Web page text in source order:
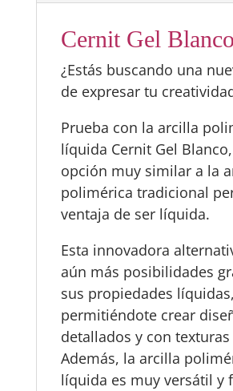
Cernit Gel Blanco
¿Estás buscando una
de expresar tu
Prueba con la arcilla
líquida Cernit Gel
opción muy similar a la
polimérica tradicional
ventaja de ser líquida.
Esta innovadora
aún más posibilidades
sus propiedades líquidas,
permitiéndote crear
detallados y con
Además, la arcilla
líquida es muy versátil y